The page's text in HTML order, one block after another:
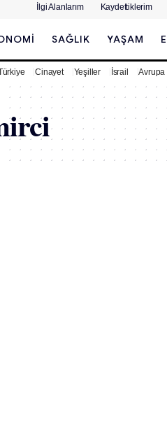
İlgi Alanlarım Kaydettiklerim
SAĞLIK YAŞAM
Cinayet Yeşiller İsrail Avrupa